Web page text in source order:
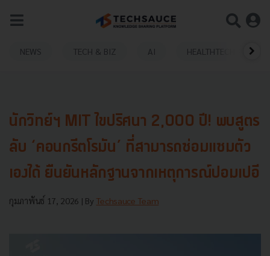
NEWS TECH & BIZ AI HEALTHTECH
นักวิทย์ฯ MIT ไขปริศนา 2,000 ปี! พบสูตร
ลับ ‘คอนกรีตโรมัน’ ที่สามารถซ่อมแซมตัว
เองได้ ยืนยันหลักฐานจากเหตุการณ์ปอมเปอี
กุมภาพันธ์ 17, 2026 | By Techsauce Team